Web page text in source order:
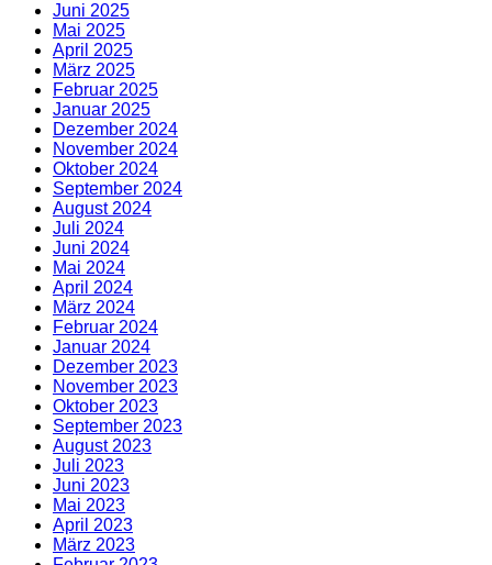
Juni 2025
Mai 2025
April 2025
März 2025
Februar 2025
Januar 2025
Dezember 2024
November 2024
Oktober 2024
September 2024
August 2024
Juli 2024
Juni 2024
Mai 2024
April 2024
März 2024
Februar 2024
Januar 2024
Dezember 2023
November 2023
Oktober 2023
September 2023
August 2023
Juli 2023
Juni 2023
Mai 2023
April 2023
März 2023